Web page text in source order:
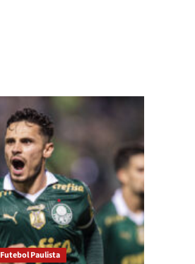
Futebol Paulista